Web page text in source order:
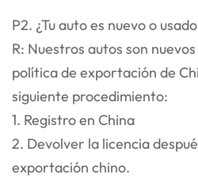
P2. ¿Tu auto es nuevo o
R: Nuestros autos son
política de exportación de
siguiente procedimiento:
1. Registro en China
2. Devolver la licencia
exportación chino.